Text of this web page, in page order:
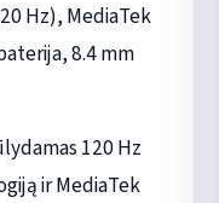
Hz), MediaTek
8.4 mm
120 Hz
ir MediaTek